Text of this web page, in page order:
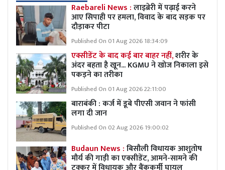
Raebareli News :लाइब्रेरी में पढ़ाई करने
आए सिपाही पर हमला, विवाद के बाद सड़क पर
दौड़ाकर पीटा
Published On 01 Aug 2026 18:34:09
एक्सीडेंट के बाद कई बार बाहर नहीं,शरीर के
अंदर बहता है खून... KGMU ने खोज निकाला इसे
पकड़ने का तरीका
Published On 01 Aug 2026 22:11:00
बाराबंकी : कर्ज में डूबे पीएसी जवान ने फांसी
लगा दी जान
Published On 02 Aug 2026 19:00:02
Budaun News :बिसौली विधायक आशुतोष
मौर्य की गाड़ी का एक्सीडेंट, आमने-सामने की